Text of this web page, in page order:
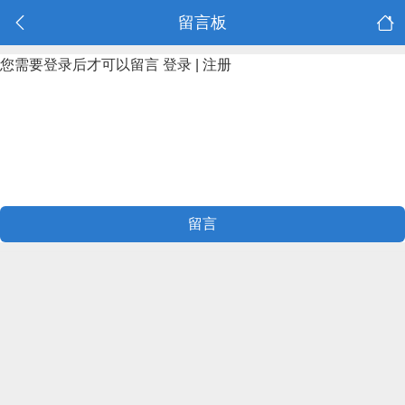
留言板
您需要登录后才可以留言 登录 注册
留言